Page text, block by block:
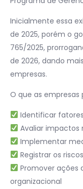
Inicialmente essa
de 2025, porém o
765/2025,
de 2026, dando
empresas.
O que as empresas
Identificar
Avaliar impactos
Implementar
Registrar os
Promover ações
organizacional